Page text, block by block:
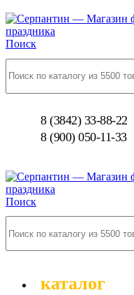
Поиск
8 (3842) 33-88-22
8 (900) 050-11-33
Поиск
каталог